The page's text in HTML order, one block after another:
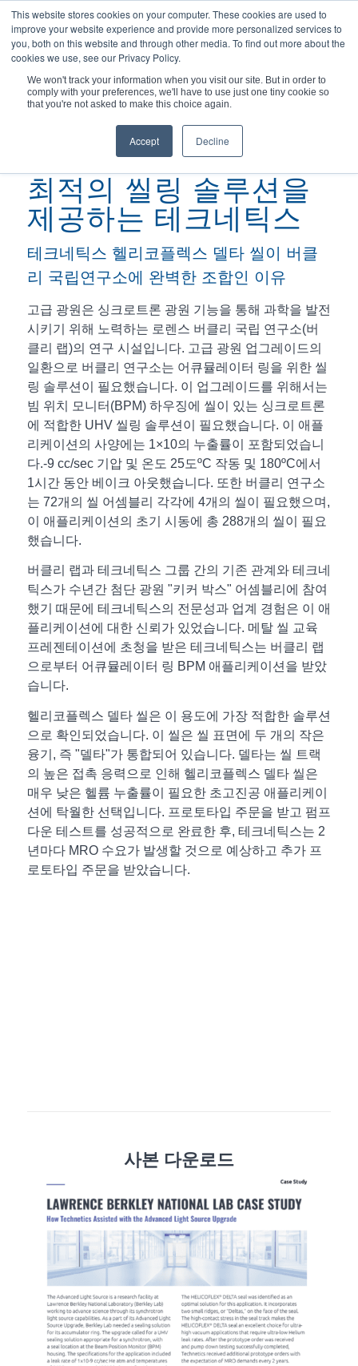
This website stores cookies on your computer. These cookies are used to
improve your website experience and provide more personalized services to
you, both on this website and through other media. To find out more about the
cookies we use, see our Privacy Policy.
We won't track your information when you visit our site. But in order to
comply with your preferences, we'll have to use just one tiny cookie so
that you're not asked to make this choice again.
Accept Decline
현재 위치: 홈 / 최적의 기술을 제공하는 테크네틱스...
최적의 씰링 솔루션을
제공하는 테크네틱스
테크네틱스 헬리코플렉스 델타 씰이 버클
리 국립연구소에 완벽한 조합인 이유
고급 광원은 싱크로트론 광원 기능을 통해 과학을 발전
시키기 위해 노력하는 로렌스 버클리 국립 연구소(버
클리 랩)의 연구 시설입니다. 고급 광원 업그레이드의
일환으로 버클리 연구소는 어큐뮬레이터 링을 위한 씰
링 솔루션이 필요했습니다. 이 업그레이드를 위해서는
빔 위치 모니터(BPM) 하우징에 씰이 있는 싱크로트론
에 적합한 UHV 씰링 솔루션이 필요했습니다. 이 애플
리케이션의 사양에는 1×10의 누출률이 포함되었습니
다.-9cc/sec 기압 및 온도 25도ºC 작동 및 180ºC에서
1시간 동안 베이크 아웃했습니다. 또한 버클리 연구소
는 72개의 씰 어셈블리 각각에 4개의 씰이 필요했으며,
이 애플리케이션의 초기 시동에 총 288개의 씰이 필요
했습니다.
버클리 랩과 테크네틱스 그룹 간의 기존 관계와 테크네
틱스가 수년간 첨단 광원 "키커 박스" 어셈블리에 참여
했기 때문에 테크네틱스의 전문성과 업계 경험은 이 애
플리케이션에 대한 신뢰가 있었습니다. 메탈 씰 교육
프레젠테이션에 초청을 받은 테크네틱스는 버클리 랩
으로부터 어큐뮬레이터 링 BPM 애플리케이션을 받았
습니다.
헬리코플렉스 델타 씰은 이 용도에 가장 적합한 솔루션
으로 확인되었습니다. 이 씰은 씰 표면에 두 개의 작은
융기, 즉 "델타"가 통합되어 있습니다. 델타는 씰 트랙
의 높은 접촉 응력으로 인해 헬리코플렉스 델타 씰은
매우 낮은 헬륨 누출률이 필요한 초고진공 애플리케이
션에 탁월한 선택입니다. 프로토타입 주문을 받고 펌프
다운 테스트를 성공적으로 완료한 후, 테크네틱스는 2
년마다 MRO 수요가 발생할 것으로 예상하고 추가 프
로토타입 주문을 받았습니다.
사본 다운로드